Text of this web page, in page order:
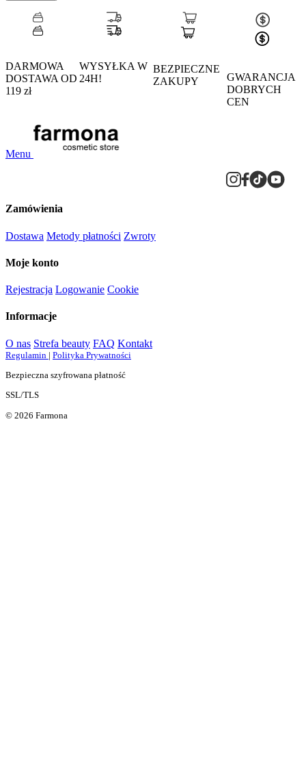
DARMOWA
DOSTAWA OD
119 zł
WYSYŁKA W
24H!
BEZPIECZNE
ZAKUPY
GWARANCJA
DOBRYCH
CEN
Menu
Zamówienia
Dostawa Metody płatności Zwroty
Moje konto
Rejestracja Logowanie Cookie
Informacje
O nas Strefa beauty FAQ Kontakt
Regulamin | Polityka Prywatności
Bezpieczna szyfrowana płatność
SSL/TLS
© 2026 Farmona